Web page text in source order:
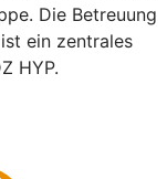
Die Betreuung
ein zentrales
HYP.